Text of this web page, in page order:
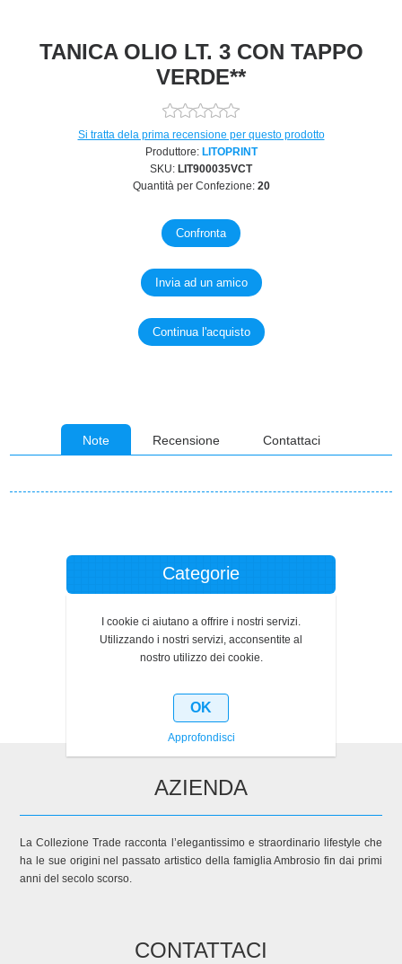
TANICA OLIO LT. 3 CON TAPPO
VERDE**
Si tratta dela prima recensione per questo prodotto
Produttore: LITOPRINT
SKU: LIT900035VCT
Quantità per Confezione: 20
Note Recensione Contattaci
Categorie
Produttori
Ultimi prodotti visti
AZIENDA
La Collezione Trade racconta l’elegantissimo e straordinario lifestyle che
ha le sue origini nel passato artistico della famiglia Ambrosio fin dai primi
anni del secolo scorso.
CONTATTACI
I cookie ci aiutano a offrire i nostri servizi.
Utilizzando i nostri servizi, acconsentite al
nostro utilizzo dei cookie.
OK
Approfondisci